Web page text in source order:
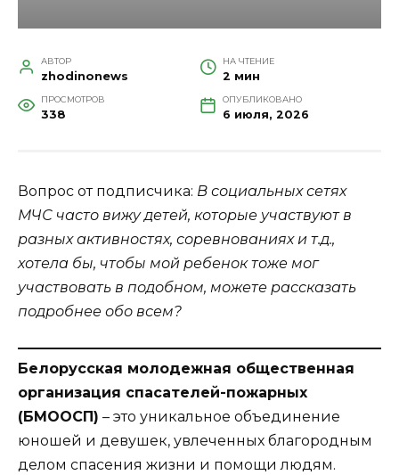
АВТОР
zhodinonews
НА ЧТЕНИЕ
2 мин
ПРОСМОТРОВ
338
ОПУБЛИКОВАНО
6 июля, 2026
Вопрос от подписчика: В социальных сетях
МЧС часто вижу детей, которые участвуют в
разных активностях, соревнованиях и т.д.,
хотела бы, чтобы мой ребенок тоже мог
участвовать в подобном, можете рассказать
подробнее обо всем?
Белорусская молодежная общественная
организация спасателей-пожарных
(БМООСП) – это уникальное объединение
юношей и девушек, увлеченных благородным
делом спасения жизни и помощи людям.